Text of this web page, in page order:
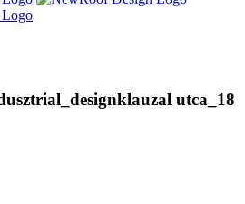
utca_18